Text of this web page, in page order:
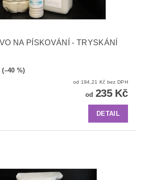
NA PÍSKOVÁNÍ - TRYSKÁNÍ
%)
od 194,21 Kč bez DPH
od 235 Kč
DETAIL